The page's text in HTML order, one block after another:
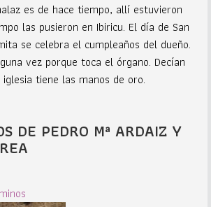
es de hace tiempo, allí estuvieron
las pusieron en Ibiricu. El día de San
se celebra el cumpleaños del dueño.
vez porque toca el órgano. Decían
tiene las manos de oro.
DE PEDRO Mª ARDAIZ Y